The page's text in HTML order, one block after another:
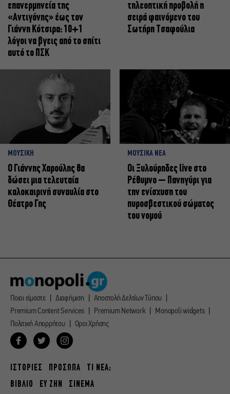
επανερμηνεία της
«Αντιγόνης» έως τον
Γιάννη Κότσιρα: 10+1
λόγοι να βγεις από το σπίτι
αυτό το ΠΣΚ
τηλεοπτική προβολή η
σειρά φαινόμενο του
Σωτήρη Τσαφούλια
ΜΟΥΣΙΚΗ
Ο Γιάννης Χαρούλης θα
δώσει μια τελευταία
καλοκαιρινή συναυλία στο
Θέατρο Γης
ΜΟΥΣΙΚΑ ΝΕΑ
Οι Ξυλούρηδες live στο
Ρέθυμνο – Πανηγύρι για
την ενίσχυση του
πυροσβεστικού σώματος
του νομού
Ποιοι είμαστε Διαφήμιση
Αποστολή Δελτίων Τύπου
Premium Content Services
Premium Network
Monopoli widgets
Πολιτική Απορρήτου
Οροι Χρήσης
ΙΣΤΟΡΙΕΣ ΠΡΟΣΩΠΑ
ΤΙ ΝΕΑ;
ΒΙΒΛΙΟ
ΕΥ ΖΗΝ ΣΙΝΕΜΑ